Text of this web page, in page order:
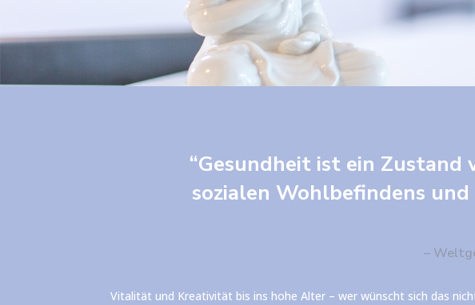
“Gesundheit ist ein
sozialen Wohlbefindens
–
Vitalität und Kreativität bis ins hohe Alter – wer wünscht sich das